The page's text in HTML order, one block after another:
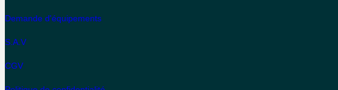
Demande d'équipements
S.A.V
CGV